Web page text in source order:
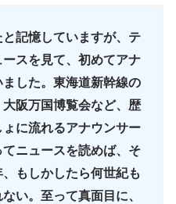
記憶していますが、テ
スを見て、初めてアナ
した。東海道新幹線の
阪万国博覧会など、歴
に流れるアナウンサー
ニュースを読めば、そ
もしかしたら何世紀も
い。至って真面目に、